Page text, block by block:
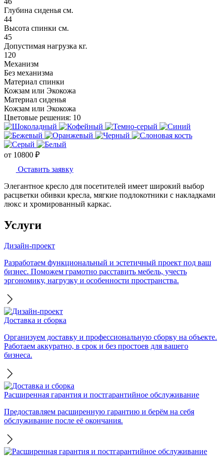
Глубина сиденья см.
44
Высота спинки см.
45
Допустимая нагрузка кг.
120
Механизм
Без механизма
Материал спинки
Кожзам или Экокожа
Материал сиденья
Кожзам или Экокожа
Цветовые решения: 10
от 10800 ₽
Оставить заявку
Элегантное кресло для посетителей имеет широкий выбор
расцветки обивки кресла, мягкие подлокотники с накладками
люкс и хромированный каркас.
Услуги
Дизайн-проект
Разработаем функциональный и эстетичный проект под ваш
бизнес. Поможем грамотно расставить мебель, учесть
эргономику, нагрузку и особенности пространства.
Доставка и сборка
Организуем доставку и профессиональную сборку на объекте.
Работаем аккуратно, в срок и без простоев для вашего
бизнеса.
Расширенная гарантия и постгарантийное обслуживание
Предоставляем расширенную гарантию и берём на себя
обслуживание после её окончания.